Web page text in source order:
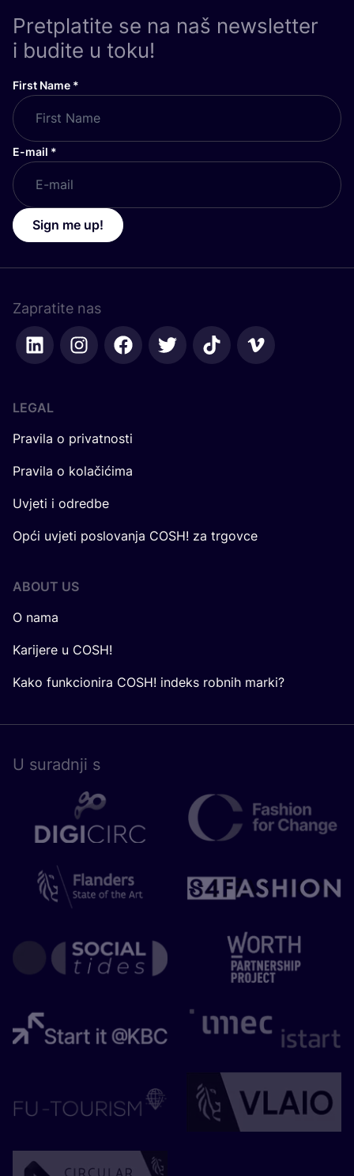
Pretplatite se na naš newsletter
i budite u toku!
First Name *
E-mail *
Sign me up!
Zapratite nas
LEGAL
Pravila o privatnosti
Pravila o kolačićima
Uvjeti i odredbe
Opći uvjeti poslovanja COSH! za trgovce
ABOUT US
O nama
Karijere u COSH!
Kako funkcionira COSH! indeks robnih marki?
U surad­nji s